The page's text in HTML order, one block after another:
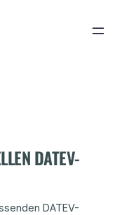
DATEV-
DATEV-